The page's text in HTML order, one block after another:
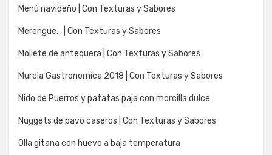
Menú navideño | Con Texturas y Sabores
Merengue… | Con Texturas y Sabores
Mollete de antequera | Con Texturas y Sabores
Murcia Gastronomíca 2018 | Con Texturas y Sabores
Nido de Puerros y patatas paja con morcilla dulce
Nuggets de pavo caseros | Con Texturas y Sabores
Olla gitana con huevo a baja temperatura